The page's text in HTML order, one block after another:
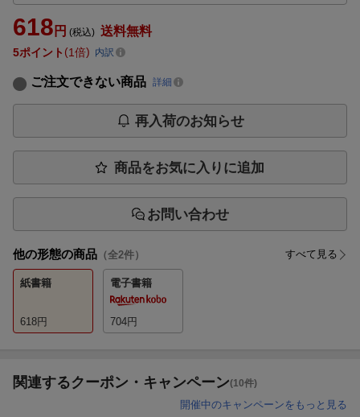
618 円 (税込) 送料無料
5ポイント 1倍 内訳
ご注文できない商品 詳細
再入荷のお知らせ
商品をお気に入りに追加
お問い合わせ
他の形態の商品 （全2件） すべて見る
紙書籍
618円
電子書籍
704円
関連するクーポン・キャンペーン(10件)
開催中のキャンペーンをもっと見る